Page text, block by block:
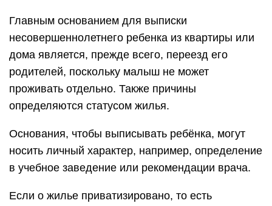
Главным основанием для выписки
несовершеннолетнего ребенка из квартиры или
дома является, прежде всего, переезд его
родителей, поскольку малыш не может
проживать отдельно. Также причины
определяются статусом жилья.
Основания, чтобы выписывать ребёнка, могут
носить личный характер, например, определение
в учебное заведение или рекомендации врача.
Если о жилье приватизировано, то есть